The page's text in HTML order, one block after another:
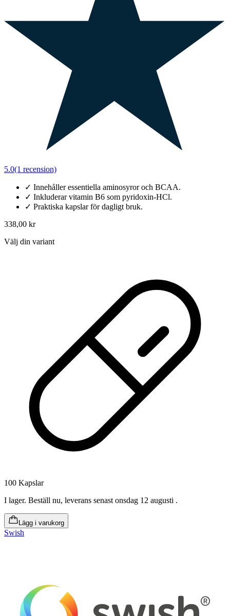
5.0(1 recension)
✓ Innehåller essentiella aminosyror och BCAA.
✓ Inkluderar vitamin B6 som pyridoxin-HCl.
✓ Praktiska kapslar för dagligt bruk.
338,00 kr
Välj din variant
100 Kapslar
I lager. Beställ nu, leverans senast onsdag 12 augusti .
Lägg i varukorg
Swish